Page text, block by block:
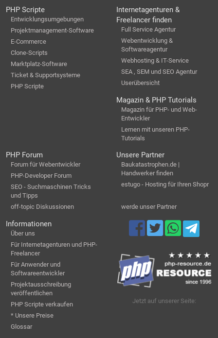
PHP Scripte
Entwicklungsumgebungen
Projektmanagement-Software
E-Commerce
Clone-Scripts
Marktplatz-Software
Ticket & Supportsysteme
PHP Scripte
Internetagenturen &
Freelancer finden
Full Service Agentur
Webentwicklung &
Softwareagentur
Webhosting & IT-Service
SEA , SEM und SEO Agentur
Userübersicht
Magazin & PHP Tutorials
Magazin für PHP- und Web-
Entwickler
Lernen mit unseren PHP-
Tutorials
PHP Forum
Forum für Webentwickler
PHP-Developer Forum
SEO - Suchmaschinen Tricks
und Tipps
off-topic Diskussionen
Unsere Partner
Baukatastrophen.de |
Handwerker finden
estugo - Hosting für Ihren Shopr
werde unser Partner
Informationen
Über uns
Für Internetagenturen und PHP-
Freelancer
Für Anwender und
Softwareentwickler
Projektausschreibung
veröffentlichen
PHP Scripte verkaufen
* Unsere Preise
Glossar
Jetzt auf unserer Seite: